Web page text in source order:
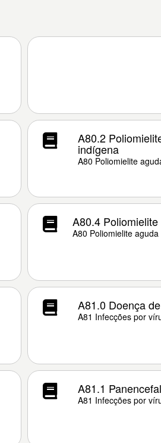
A80.2
indígena
A80 Poliomielite
A80.4
A80 Poliomielite aguda
A81.0 Doença
A81 Infecções por
A81.1
A81 Infecções por